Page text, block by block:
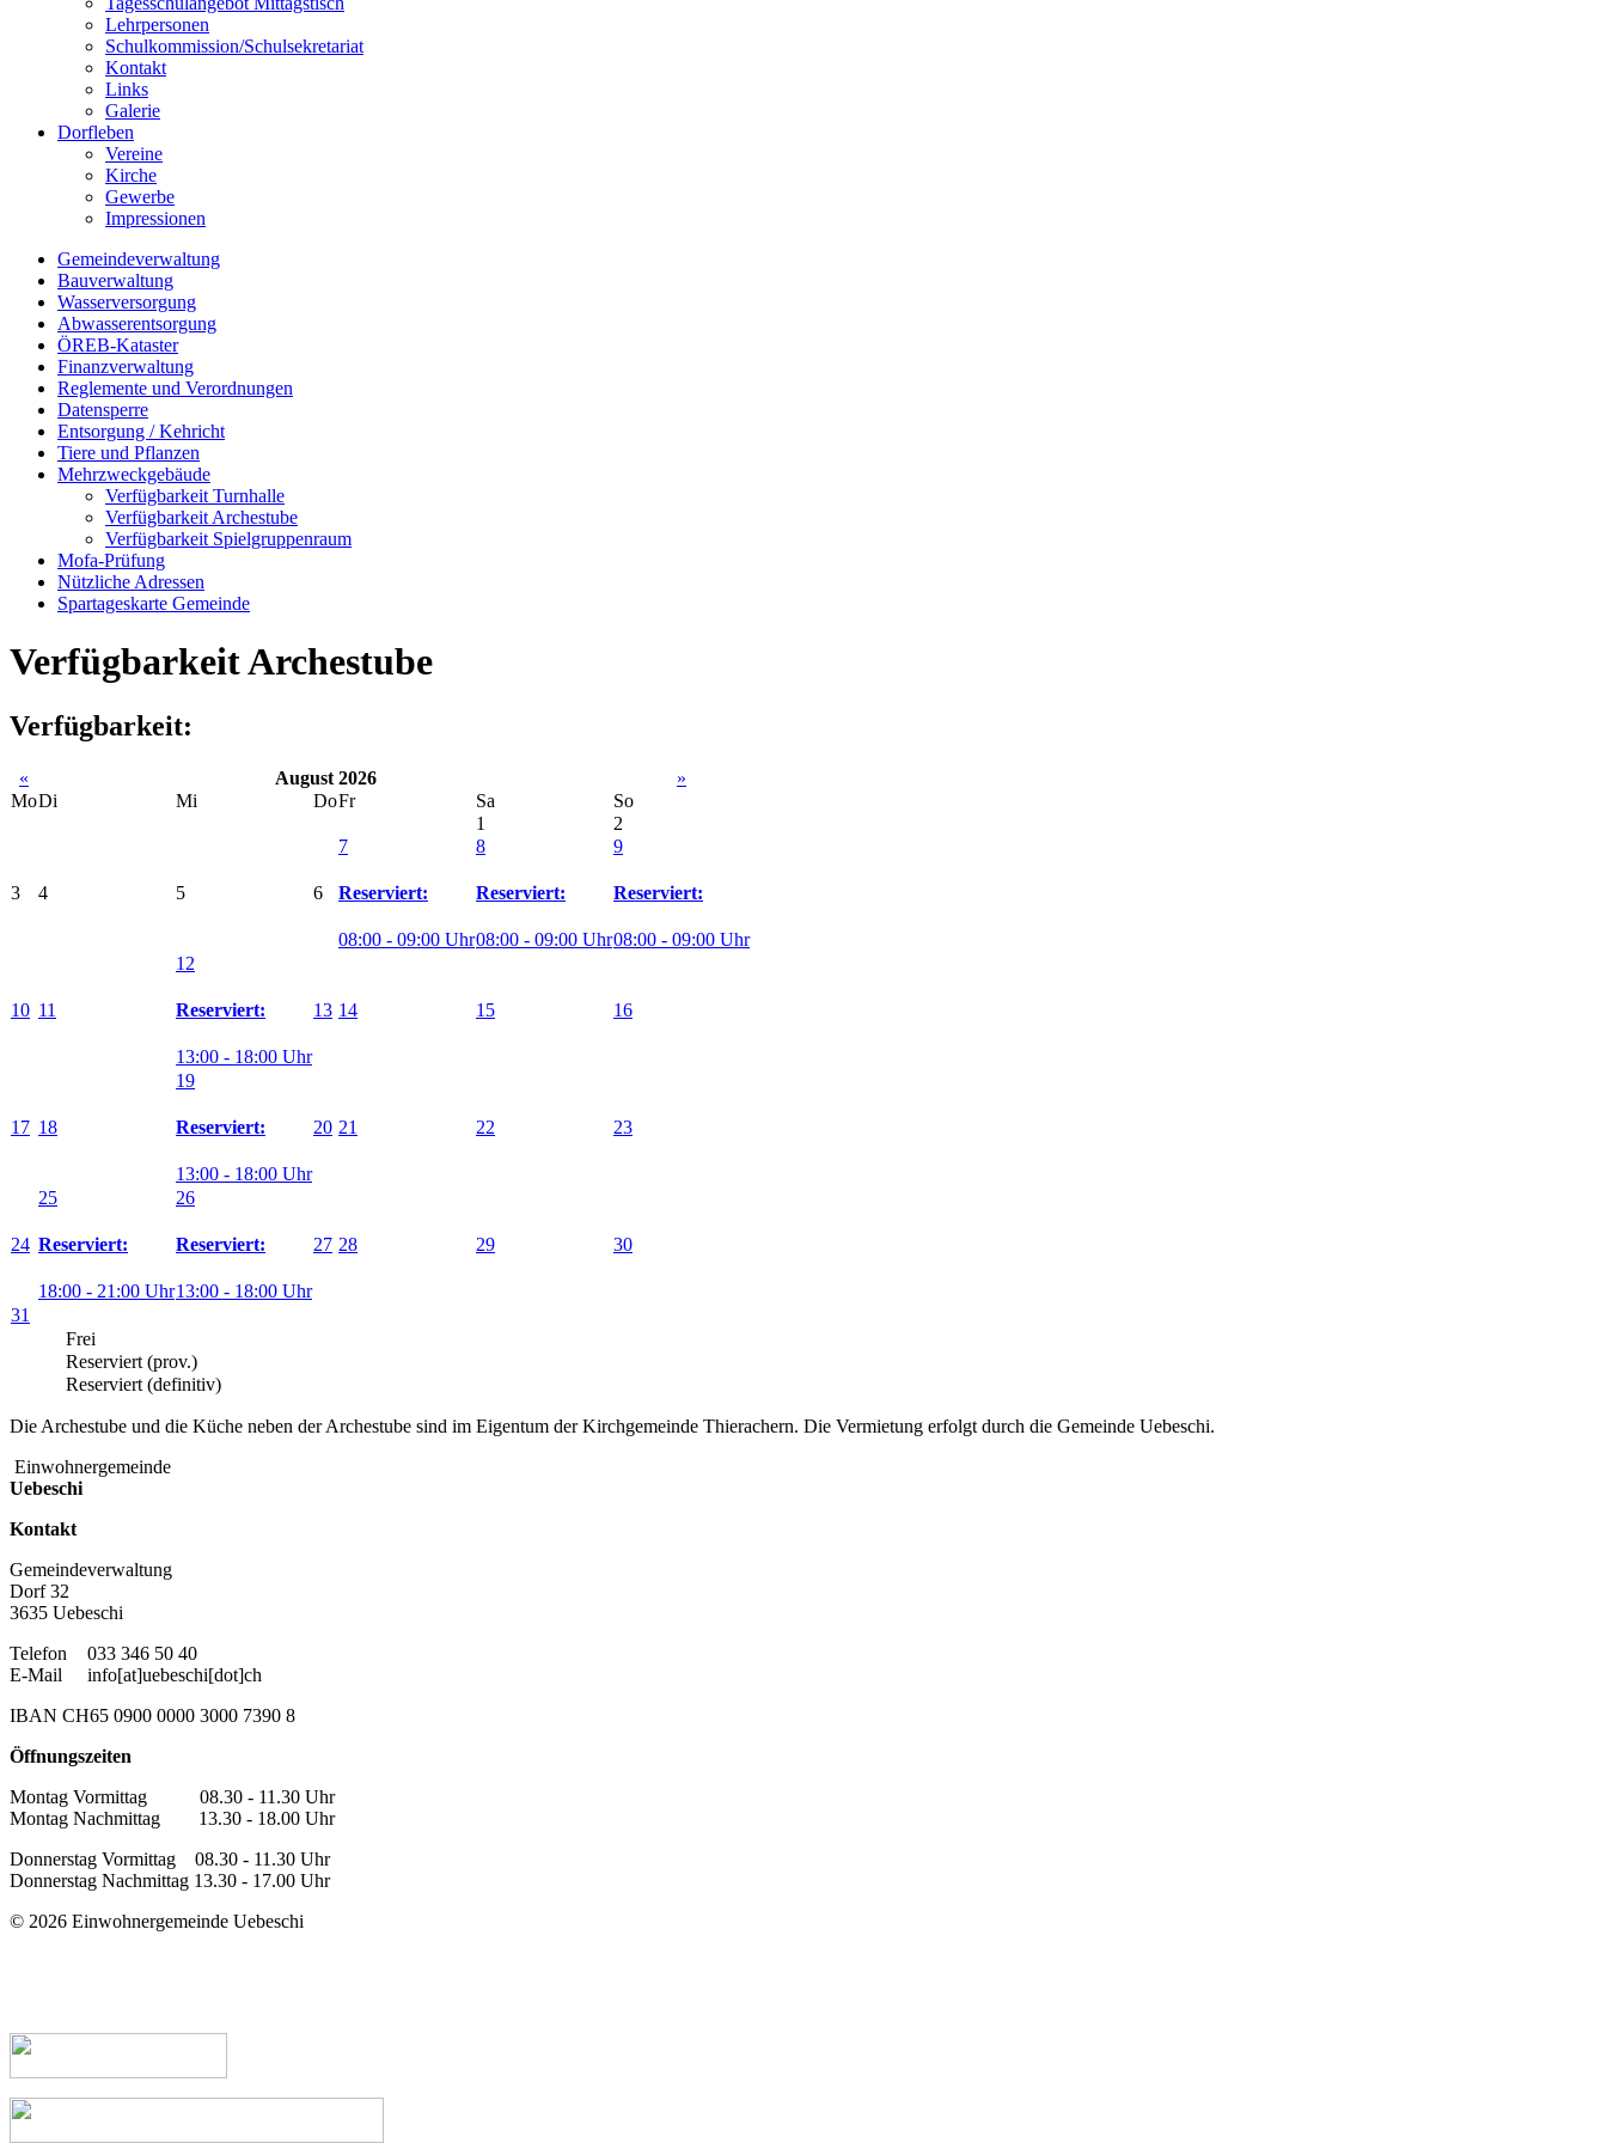
Lehrpersonen
Schulkommission/Schulsekretariat
Kontakt
Links
Galerie
Dorfleben
Vereine
Kirche
Gewerbe
Impressionen
Gemeindeverwaltung
Bauverwaltung
Wasserversorgung
Abwasserentsorgung
ÖREB-Kataster
Finanzverwaltung
Reglemente und Verordnungen
Datensperre
Entsorgung / Kehricht
Tiere und Pflanzen
Mehrzweckgebäude
Verfügbarkeit Turnhalle
Verfügbarkeit Archestube
Verfügbarkeit Spielgruppenraum
Mofa-Prüfung
Nützliche Adressen
Spartageskarte Gemeinde
Verfügbarkeit Archestube
Verfügbarkeit:
« August 2026
»
MoDi Mi DoFr Sa
So
1
2
3 4 5 6
7
Reserviert:
08:00 - 09:00 Uhr
8
Reserviert:
08:00 - 09:00 Uhr
9
Reserviert:
08:00 - 09:00 Uhr
10 11
12
Reserviert:
13:00 - 18:00 Uhr
13 14 15 16
17 18
19
Reserviert:
13:00 - 18:00 Uhr
20 21 22 23
24
25
Reserviert:
18:00 - 21:00 Uhr
26
Reserviert:
13:00 - 18:00 Uhr
27 28 29 30
31
Frei
Reserviert (prov.)
Reserviert (definitiv)
Die Archestube und die Küche neben der Archestube sind im Eigentum der Kirchgemeinde Thierachern. Die Vermietung erfolgt durch die Gemeinde Uebeschi.
Einwohnergemeinde
Uebeschi
Kontakt
Gemeindeverwaltung
Dorf 32
3635 Uebeschi
Telefon
033 346 50 40
E-Mail
info[at]uebeschi[dot]ch
IBAN CH65 0900 0000 3000 7390 8
Öffnungszeiten
Montag Vormittag 08.30 - 11.30 Uhr
Montag Nachmittag 13.30 - 18.00 Uhr
Donnerstag Vormittag 08.30 - 11.30 Uhr
Donnerstag Nachmittag 13.30 - 17.00 Uhr
© 2026 Einwohnergemeinde Uebeschi